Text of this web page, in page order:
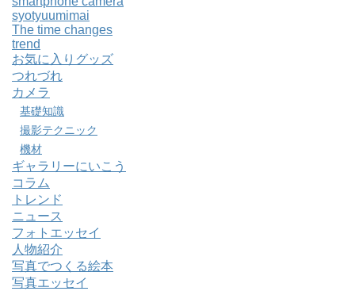
syotyuumimai
The time changes
trend
お気に入りグッズ
つれづれ
カメラ
基礎知識
撮影テクニック
機材
ギャラリーにいこう
コラム
トレンド
ニュース
フォトエッセイ
人物紹介
写真でつくる絵本
写真エッセイ